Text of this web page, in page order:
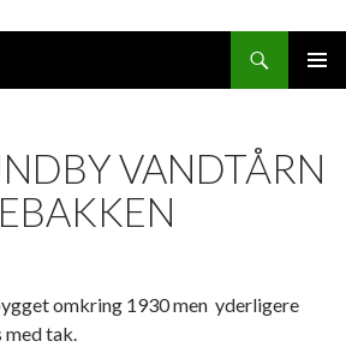
VANDTÅRN
omkring 1930 men yderligere
med tak.